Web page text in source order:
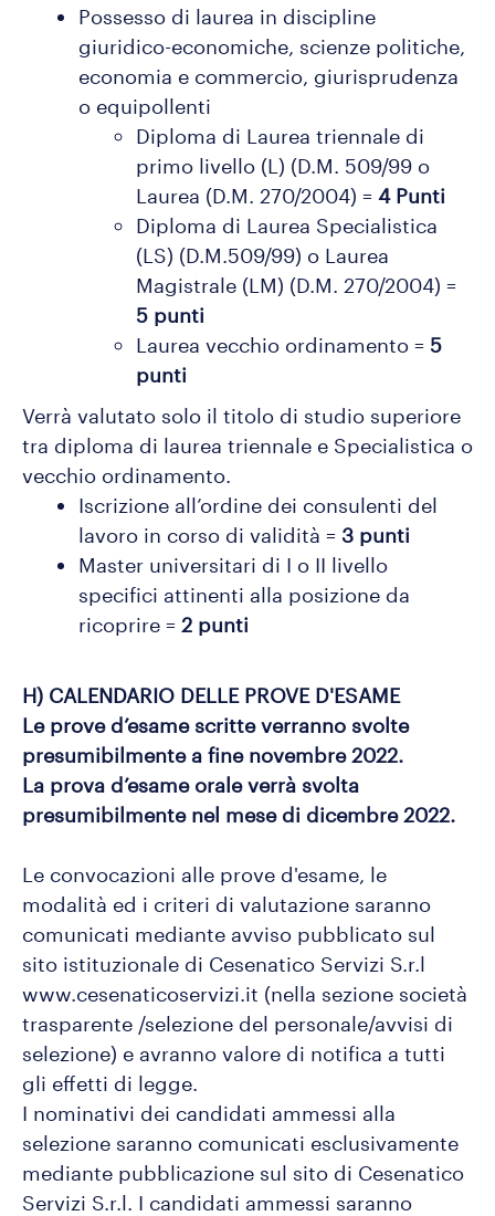
Possesso di laurea in discipline
giuridico-economiche, scienze politiche,
economia e commercio, giurisprudenza
o equipollenti
Diploma di Laurea triennale di
primo livello (L) (D.M. 509/99 o
Laurea (D.M. 270/2004) = 4 Punti
Diploma di Laurea Specialistica
(LS) (D.M.509/99) o Laurea
Magistrale (LM) (D.M. 270/2004) =
5 punti
Laurea vecchio ordinamento = 5
punti
Verrà valutato solo il titolo di studio superiore
tra diploma di laurea triennale e Specialistica o
vecchio ordinamento.
Iscrizione all’ordine dei consulenti del
lavoro in corso di validità =3 punti
Master universitari di I o II livello
specifici attinenti alla posizione da
ricoprire = 2 punti
H) CALENDARIO DELLE PROVE D'ESAME
Le prove d’esame scritte verranno svolte
presumibilmente a fine novembre 2022.
La prova d’esame orale verrà svolta
presumibilmente nel mese di dicembre 2022.
Le convocazioni alle prove d'esame, le
modalità ed i criteri di valutazione saranno
comunicati mediante avviso pubblicato sul
sito istituzionale di Cesenatico Servizi S.r.l
www.cesenaticoservizi.it (nella sezione società
trasparente /selezione del personale/avvisi di
selezione) e avranno valore di notifica a tutti
gli effetti di legge.
I nominativi dei candidati ammessi alla
selezione saranno comunicati esclusivamente
mediante pubblicazione sul sito di Cesenatico
Servizi S.r.l. I candidati ammessi saranno